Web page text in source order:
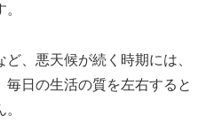
、悪天候が続く時期には、
日の生活の質を左右すると